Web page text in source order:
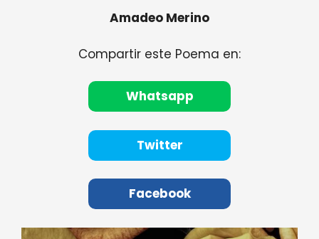
Amadeo Merino
Compartir este Poema en:
Whatsapp
Twitter
Facebook